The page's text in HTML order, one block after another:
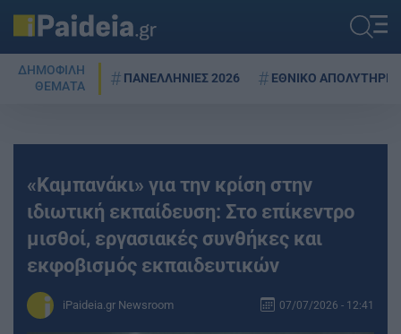
ΔΗΜΟΦΙΛΗ
ΘΕΜΑΤΑ
ΠΑΝΕΛΛΗΝΙΕΣ 2026 ΕΘΝΙΚΟ ΑΠΟΛΥΤΗΡΙΟ
«Καμπανάκι» για την κρίση στην
ιδιωτική εκπαίδευση: Στο επίκεντρο
μισθοί, εργασιακές συνθήκες και
εκφοβισμός εκπαιδευτικών
iPaideia.gr Newsroom 07/07/2026 - 12:41